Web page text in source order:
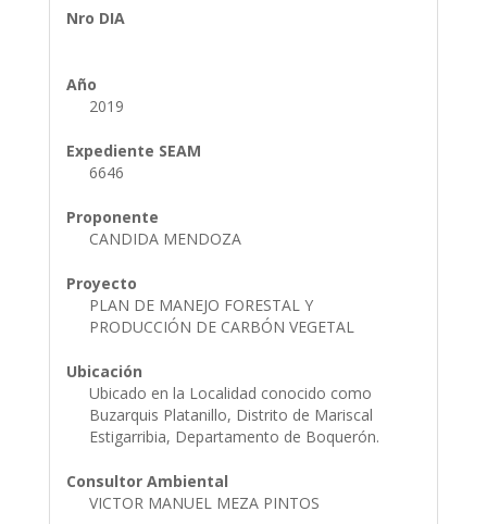
Nro DIA
Año
2019
Expediente SEAM
6646
Proponente
CANDIDA MENDOZA
Proyecto
PLAN DE MANEJO FORESTAL Y
PRODUCCIÓN DE CARBÓN VEGETAL
Ubicación
Ubicado en la Localidad conocido como
Buzarquis Platanillo, Distrito de Mariscal
Estigarribia, Departamento de Boquerón.
Consultor Ambiental
VICTOR MANUEL MEZA PINTOS